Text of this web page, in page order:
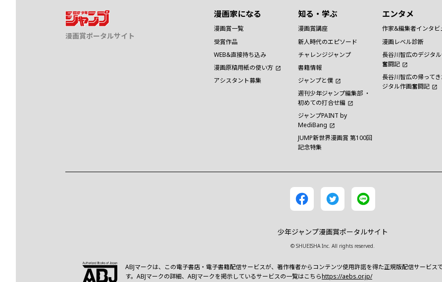
漫画賞ポータルサイト
漫画家になる
漫画賞一覧
受賞作品
WEB&直接持ち込み
漫画原稿用紙の使い方
アシスタント募集
知る・学ぶ
漫画賞講座
新人時代のエピソード
チャレンジジャンプ
書籍情報
ジャンプと僕
週刊少年ジャンプ編集部 ・
初めての打合せ編
ジャンプPAINT by
MediBang
JUMP新世界漫画賞 第100回
記念特集
エンタメ
作家&編集者インタビ
漫画レベル診断
長谷川智広のデジタ
奮闘記
長谷川智広の帰って
ジタル作画奮闘記
少年ジャンプ漫画賞ポータルサイト
© SHUEISHA Inc. All rights reserved.
ABJマークは、この電子書店・電子書籍配信サービスが、著作権者からコンテンツ使用許諾を得た正規版配信サービ
す。ABJマークの詳細、ABJマークを掲示しているサービスの一覧はこちらhttps://aebs.or.jp/